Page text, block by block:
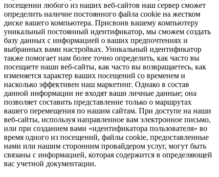
посещении любого из наших веб-сайтов наш сервер сможет
определить наличие постоянного файла cookie на жестком
диске вашего компьютера. Присвоив вашему компьютеру
уникальный постоянный идентификатор, мы сможем создать
базу данных с информацией о ваших предпочтениях и
выбранных вами настройках. Уникальный идентификатор
также помогает нам более точно определить, как часто вы
посещаете наши веб-сайты, как часто вы возвращаетесь, как
изменяется характер ваших посещений со временем и
насколько эффективен наш маркетинг. Однако в состав
данной информации не входят ваши личные данные; она
позволяет составить представление только о маршрутах
вашего перемещения по нашим сайтам. При доступе на наши
веб-сайты, используя направленное вам электронное письмо,
или при созданием вами «идентификатора пользователя» во
время одного из посещений, файлы cookie, предоставленные
нами или нашим сторонним провайдером услуг, могут быть
связаны с информацией, которая содержится в определяющей
вас учетной документации.